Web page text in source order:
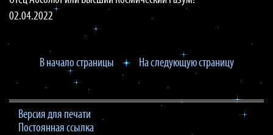
02.04.2022
В начало страницы На следующую страницу
Версия для печати
Постоянная ссылка